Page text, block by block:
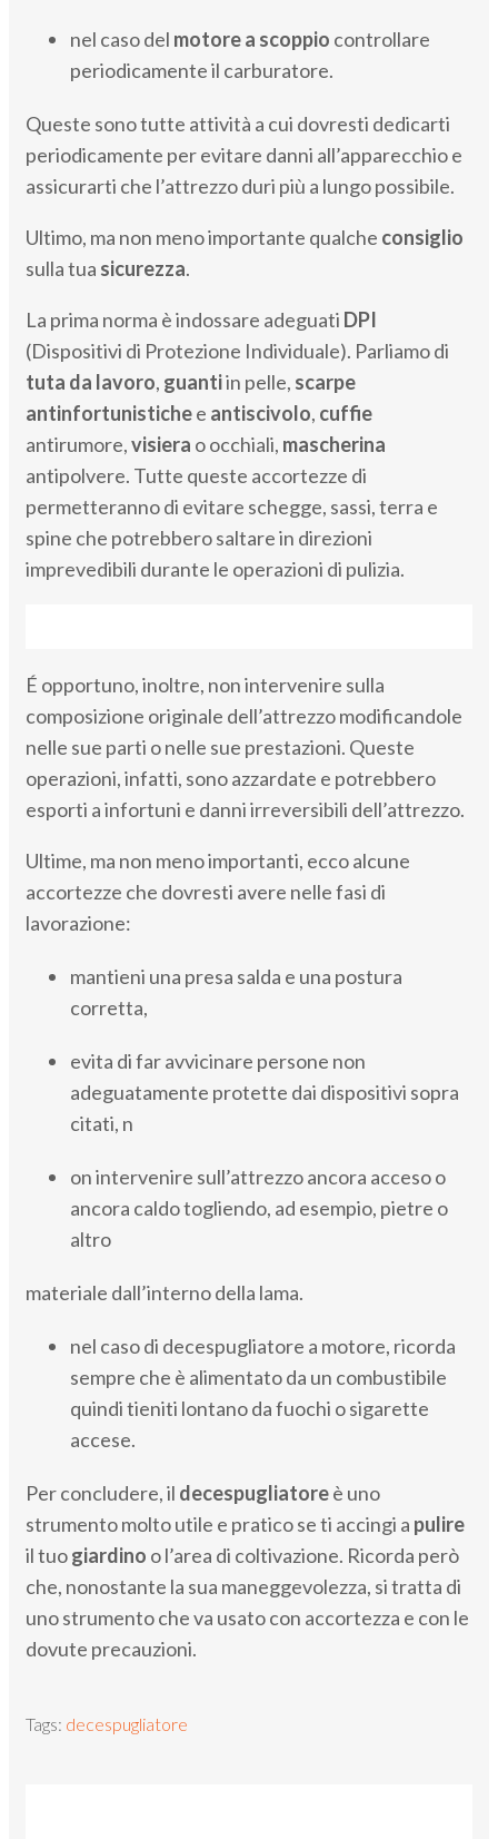
nel caso del motore a scoppio controllare
periodicamente il carburatore.
Queste sono tutte attività a cui dovresti dedicarti
periodicamente per evitare danni all’apparecchio e
assicurarti che l’attrezzo duri più a lungo possibile.
Ultimo, ma non meno importante qualche consiglio
sulla tua sicurezza.
La prima norma è indossare adeguati DPI
(Dispositivi di Protezione Individuale). Parliamo di
tuta da lavoro, guantiin pelle, scarpe
antinfortunistichee antiscivolo, cuffie
antirumore,visiera o occhiali, mascherina
antipolvere. Tutte queste accortezze di
permetteranno di evitare schegge, sassi, terra e
spine che potrebbero saltare in direzioni
imprevedibili durante le operazioni di pulizia.
É opportuno, inoltre, non intervenire sulla
composizione originale dell’attrezzo modificandole
nelle sue parti o nelle sue prestazioni. Queste
operazioni, infatti, sono azzardate e potrebbero
esporti a infortuni e danni irreversibili dell’attrezzo.
Ultime, ma non meno importanti, ecco alcune
accortezze che dovresti avere nelle fasi di
lavorazione:
mantieni una presa salda e una postura
corretta,
evita di far avvicinare persone non
adeguatamente protette dai dispositivi sopra
citati, n
on intervenire sull’attrezzo ancora acceso o
ancora caldo togliendo, ad esempio, pietre o
altro
materiale dall’interno della lama.
nel caso di decespugliatore a motore, ricorda
sempre che è alimentato da un combustibile
quindi tieniti lontano da fuochi o sigarette
accese.
Per concludere, il decespugliatoreè uno
strumento molto utile e pratico se ti accingi a pulire
il tuogiardino o l’area di coltivazione. Ricorda però
che, nonostante la sua maneggevolezza, si tratta di
uno strumento che va usato con accortezza e con le
dovute precauzioni.
Tags: decespugliatore